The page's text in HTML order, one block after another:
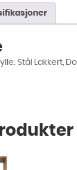
Stål Lakkert,